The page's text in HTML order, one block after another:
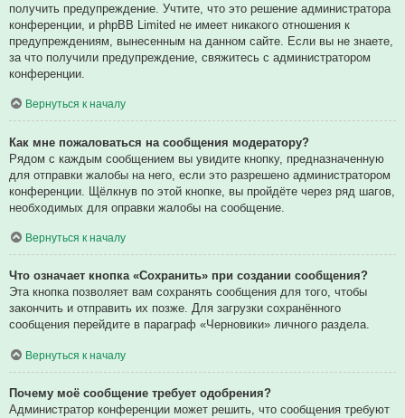
получить предупреждение. Учтите, что это решение администратора
конференции, и phpBB Limited не имеет никакого отношения к
предупреждениям, вынесенным на данном сайте. Если вы не знаете,
за что получили предупреждение, свяжитесь с администратором
конференции.
Вернуться к началу
Как мне пожаловаться на сообщения модератору?
Рядом с каждым сообщением вы увидите кнопку, предназначенную
для отправки жалобы на него, если это разрешено администратором
конференции. Щёлкнув по этой кнопке, вы пройдёте через ряд шагов,
необходимых для оправки жалобы на сообщение.
Вернуться к началу
Что означает кнопка «Сохранить» при создании сообщения?
Эта кнопка позволяет вам сохранять сообщения для того, чтобы
закончить и отправить их позже. Для загрузки сохранённого
сообщения перейдите в параграф «Черновики» личного раздела.
Вернуться к началу
Почему моё сообщение требует одобрения?
Администратор конференции может решить, что сообщения требуют